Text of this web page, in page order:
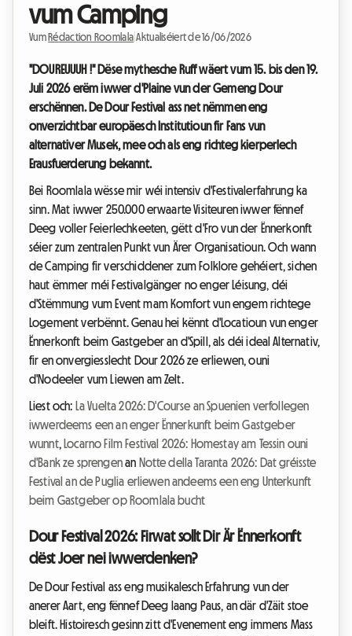
vum Camping
Vum Rédaction Roomlala |Aktualiséiert de 16/06/2026
"DOUREUUUH !" Dëse mythesche Ruff wäert vum 15. bis den 19.
Juli 2026 erëm iwwer d'Plaine vun der Gemeng Dour
erschënnen. De Dour Festival ass net nëmmen eng
onverzichtbar europäesch Institutioun fir Fans vun
alternativer Musek, mee och als eng richteg kierperlech
Erausfuerderung bekannt.
Bei Roomlala wësse mir wéi intensiv d'Festivalerfahrung ka
sinn. Mat iwwer 250.000 erwaarte Visiteuren iwwer fënnef
Deeg voller Feierlechkeeten, gëtt d'Fro vun der Ënnerkonft
séier zum zentralen Punkt vun Ärer Organisatioun. Och wann
de Camping fir verschiddener zum Folklore gehéiert, sichen
haut ëmmer méi Festivalgänger no enger Léisung, déi
d'Stëmmung vum Event mam Komfort vun engem richtege
Logement verbënnt. Genau hei kënnt d'Locatioun vun enger
Ënnerkonft beim Gastgeber an d'Spill, als déi ideal Alternativ,
fir en onvergiesslecht Dour 2026 ze erliewen, ouni
d'Nodeeler vum Liewen am Zelt.
Liest och: La Vuelta 2026: D'Course an Spuenien verfollegen
iwwerdeems een an enger Ënnerkunft beim Gastgeber
wunnt, Locarno Film Festival 2026: Homestay am Tessin ouni
d'Bank ze sprengenan Notte della Taranta 2026: Dat gréisste
Festival an de Puglia erliewen andeems een eng Unterkunft
beim Gastgeber op Roomlala bucht
Dour Festival 2026: Firwat sollt Dir Är Ënnerkonft
dëst Joer nei iwwerdenken?
De Dour Festival ass eng musikalesch Erfahrung vun der
anerer Aart, eng fënnef Deeg laang Paus, an där d'Zäit stoe
bleift. Histoiresch gesinn zitt d'Evenement eng immens Mass